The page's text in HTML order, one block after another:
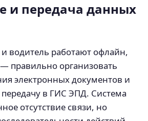
и передача данных
и водитель работают офлайн,
правильно организовать
электронных документов и
в ГИС ЭПД. Система
отсутствие связи, но